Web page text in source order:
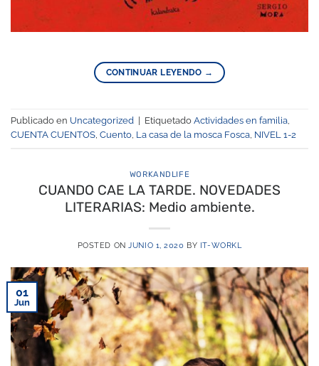
CONTINUAR LEYENDO →
Publicado en Uncategorized Etiquetado Actividades en familia,
CUENTA CUENTOS, Cuento, La casa de la mosca Fosca, NIVEL 1-2
WORKANDLIFE
CUANDO CAE LA TARDE. NOVEDADES
LITERARIAS: Medio ambiente.
POSTED ONJUNIO 1, 2020 BY IT-WORKL
01
Jun